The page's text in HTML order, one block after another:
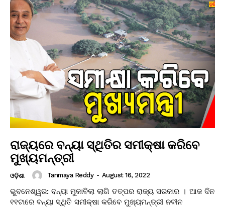
ରାଜ୍ୟରେ ବନ୍ୟା ସ୍ଥିତିର ସମୀକ୍ଷା କରିବେ
ମୁଖ୍ୟମନ୍ତ୍ରୀ
ଓଡ଼ିଶା Tanmaya Reddy - August 16, 2022
ଭୁବନେଶ୍ୱର: ବନ୍ୟା ମୁକାବିଲା ଲାଗି ତତ୍ପର ରାଜ୍ୟ ସରକାର । ଆଜ ଦିନ
୧୧ଟାରେ ବନ୍ୟା ସ୍ଥିତି ସମୀକ୍ଷା କରିବେ ମୁଖ୍ୟମନ୍ତ୍ରୀ ନବୀନ